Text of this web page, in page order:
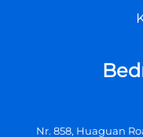
Nr. 858, Huaguan